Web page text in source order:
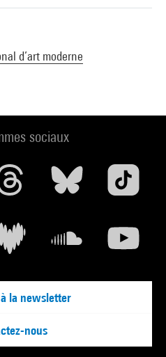
d’art moderne
sociaux
la newsletter
nous